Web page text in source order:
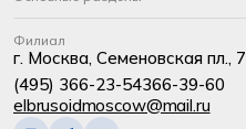
Филиал
г. Москва, Семеновская пл., 7
(495) 366-23-54366-39-60
elbrusoidmoscow@mail.ru